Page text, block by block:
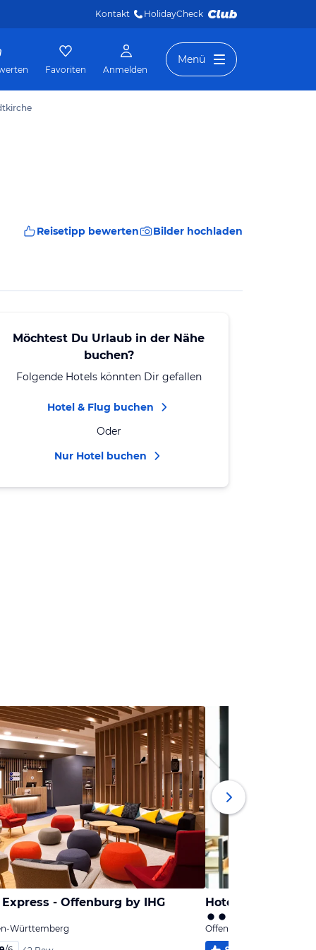
Kontakt HolidayCheck
Favoriten Anmelden
Menü
Reisetipp bewerten Bilder hochladen
Möchtest Du Urlaub in der Nähe
buchen?
Folgende Hotels könnten Dir gefallen
Hotel & Flug buchen
Oder
Nur Hotel buchen
- Offenburg by IHG
Württemberg
Hotel Liberty
Offenburg, Baden-